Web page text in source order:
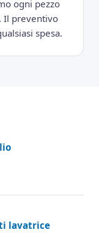
ogni pezzo
Il preventivo
spesa.
lavatrice